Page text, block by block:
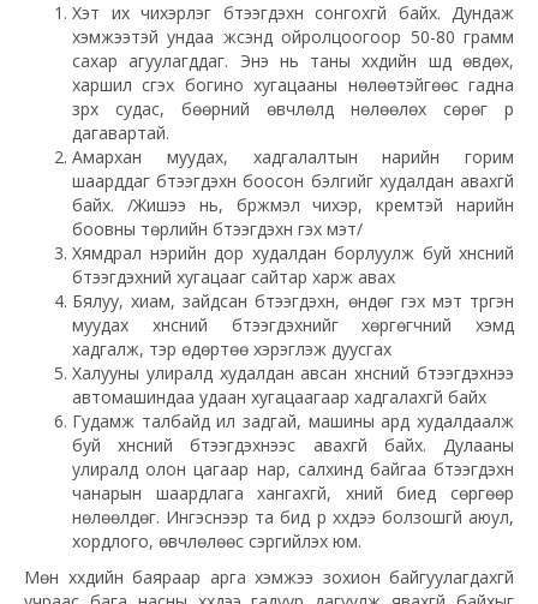
Хэт их чихэрлэг бүтээгдэхүүн сонгохгүй байх. Дундаж
хэмжээтэй ундаа жүүсэнд ойролцоогоор 50-80 грамм
сахар агуулагддаг. Энэ нь таны хүүхдийн шүд өвдөх,
харшил үүсгэх богино хугацааны нөлөөтэйгөөс гадна
зүрх судас, бөөрний өвчлөлд нөлөөлөх сөрөг үр
дагавартай.
Амархан муудах, хадгалалтын нарийн горим
шаарддаг бүтээгдэхүүн боосон бэлгийг худалдан авахгүй
байх. /Жишээ нь, бүржмэл чихэр, кремтэй нарийн
боовны төрлийн бүтээгдэхүүн гэх мэт/
Хямдрал нэрийн дор худалдан борлуулж буй хүнсний
бүтээгдэхүүний хугацааг сайтар харж авах
Бялуу, хиам, зайдсан бүтээгдэхүүн, өндөг гэх мэт түргэн
муудах хүнсний бүтээгдэхүүнийг хөргөгчний хэмд
хадгалж, тэр өдөртөө хэрэглэж дуусгах
Халууны улиралд худалдан авсан хүнсний бүтээгдэхүүнээ
автомашиндаа удаан хугацаагаар хадгалахгүй байх
Гудамж талбайд ил задгай, машины ард худалдаалж
буй хүнсний бүтээгдэхүүнээс авахгүй байх. Дулааны
улиралд олон цагаар нар, салхинд байгаа бүтээгдэхүүн
чанарын шаардлага хангахгүй, хүний биед сөргөөр
нөлөөлдөг. Ингэснээр та бид үр хүүхдээ болзошгүй аюул,
хордлого, өвчлөлөөс сэргийлэх юм.
Мөн хүүхдийн баяраар арга хэмжээ зохион байгуулагдахгүй